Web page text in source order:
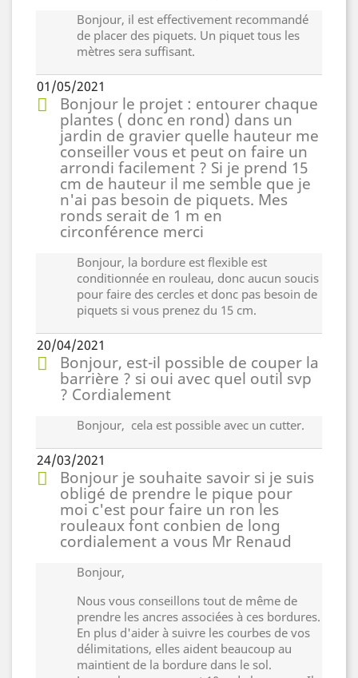
Bonjour, il est effectivement recommandé
de placer des piquets. Un piquet tous les
mètres sera suffisant.
01/05/2021
Bonjour le projet : entourer chaque
plantes ( donc en rond) dans un
jardin de gravier quelle hauteur me
conseiller vous et peut on faire un
arrondi facilement ? Si je prend 15
cm de hauteur il me semble que je
n'ai pas besoin de piquets. Mes
ronds serait de 1 m en
circonférence merci
Bonjour, la bordure est flexible est
conditionnée en rouleau, donc aucun soucis
pour faire des cercles et donc pas besoin de
piquets si vous prenez du 15 cm.
20/04/2021
Bonjour, est-il possible de couper la
barrière ? si oui avec quel outil svp
? Cordialement
Bonjour, cela est possible avec un cutter.
24/03/2021
Bonjour je souhaite savoir si je suis
obligé de prendre le pique pour
moi c'est pour faire un ron les
rouleaux font conbien de long
cordialement a vous Mr Renaud
Bonjour,
Nous vous conseillons tout de même de
prendre les ancres associées à ces bordures.
En plus d'aider à suivre les courbes de vos
délimitations, elles aident beaucoup au
maintient de la bordure dans le sol.